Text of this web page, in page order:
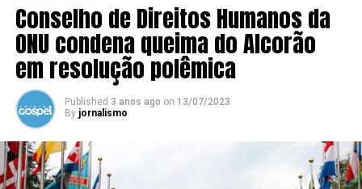
ANUNCIE CONOSCO
ASSINE
CARRINHO
EDITORIAL
ENTREVISTAS
EXPEDIENTE
Conselho de Direitos Humanos da
ONU condena queima do Alcorão
em resolução polêmica
Published 3 anos ago on 13/07/2023
By jornalismo